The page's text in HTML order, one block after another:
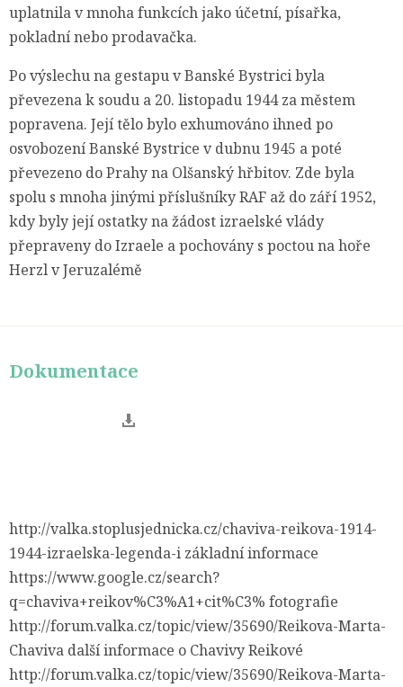
uplatnila v mnoha funkcích jako účetní, písařka,
pokladní nebo prodavačka.
Po výslechu na gestapu v Banské Bystrici byla
převezena k soudu a 20. listopadu 1944 za městem
popravena. Její tělo bylo exhumováno ihned po
osvobození Banské Bystrice v dubnu 1945 a poté
převezeno do Prahy na Olšanský hřbitov. Zde byla
spolu s mnoha jinými příslušníky RAF až do září 1952,
kdy byly její ostatky na žádost izraelské vlády
přepraveny do Izraele a pochovány s poctou na hoře
Herzl v Jeruzalémě
Dokumentace
http://valka.stoplusjednicka.cz/chaviva-reikova-1914-
1944-izraelska-legenda-i základní informace
https://www.google.cz/search?
q=chaviva+reikov%C3%A1+cit%C3% fotografie
http://forum.valka.cz/topic/view/35690/Reikova-Marta-
Chaviva další informace o Chavivy Reikové
http://forum.valka.cz/topic/view/35690/Reikova-Marta-